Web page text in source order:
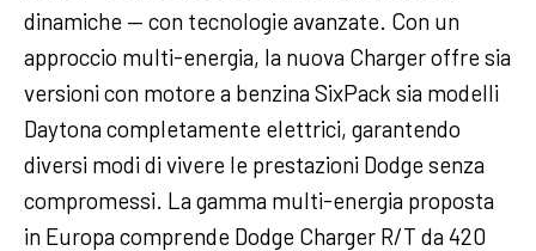
dinamiche — con tecnologie avanzate. Con un
approccio multi-energia, la nuova Charger offre sia
versioni con motore a benzina SixPack sia modelli
Daytona completamente elettrici, garantendo
diversi modi di vivere le prestazioni Dodge senza
compromessi. La gamma multi-energia proposta
in Europa comprende Dodge Charger R/T da 420